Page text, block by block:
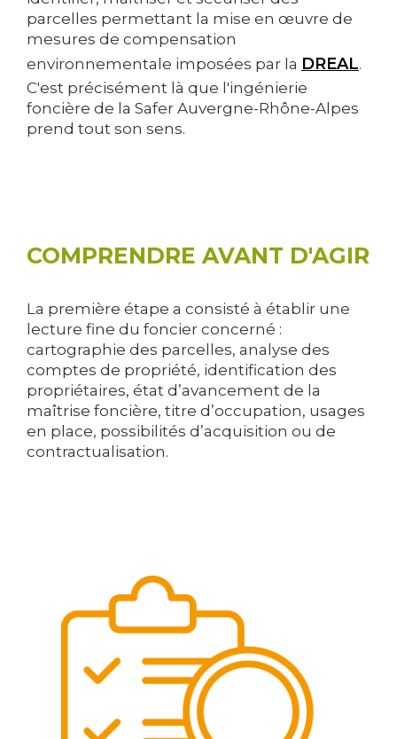
parcelles permettant la mise en œuvre de
mesures de compensation
environnementale imposées par la DREAL.
C'est précisément là que l'ingénierie
foncière de la Safer Auvergne-Rhône-Alpes
prend tout son sens.
COMPRENDRE AVANT D'AGIR
La première étape a consisté à établir une
lecture fine du foncier concerné :
cartographie des parcelles, analyse des
comptes de propriété, identification des
propriétaires, état d’avancement de la
maîtrise foncière, titre d’occupation, usages
en place, possibilités d’acquisition ou de
contractualisation.